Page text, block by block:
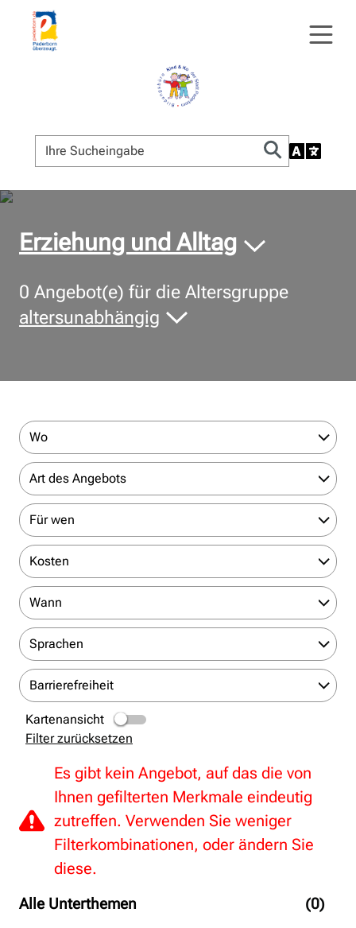
© Bildnachweis
Erziehung und Alltag
0 Angebot(e) für die Altersgruppe
altersunabhängig
Alle Unterthemen
(0)
Wo
Art des Angebots
Für wen
Kosten
Wann
Sprachen
Barrierefreiheit
Kartenansicht
Filter zurücksetzen
Es gibt kein Angebot, auf das die von
Ihnen gefilterten Merkmale eindeutig
zutreffen. Verwenden Sie weniger
Filterkombinationen, oder ändern Sie
diese.